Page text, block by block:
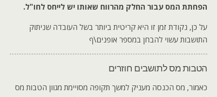
הפחתת המס עבור החלק מהרווח שאותו יש לייחס לחו"ל.
על כן, נקודת זמן זו היא קריטית ביותר בשל העובדה שניתוק
התושבות עשוי להבחן במספר אופנים\ף
הטבות מס לתושבים חוזרים
כאמור, מס הכנסה מעניק למשך תקופה מסויימת מגוון הטבות מס